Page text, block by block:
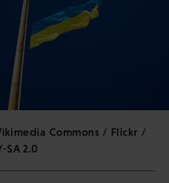
Commons / Flickr /
SA 2.0